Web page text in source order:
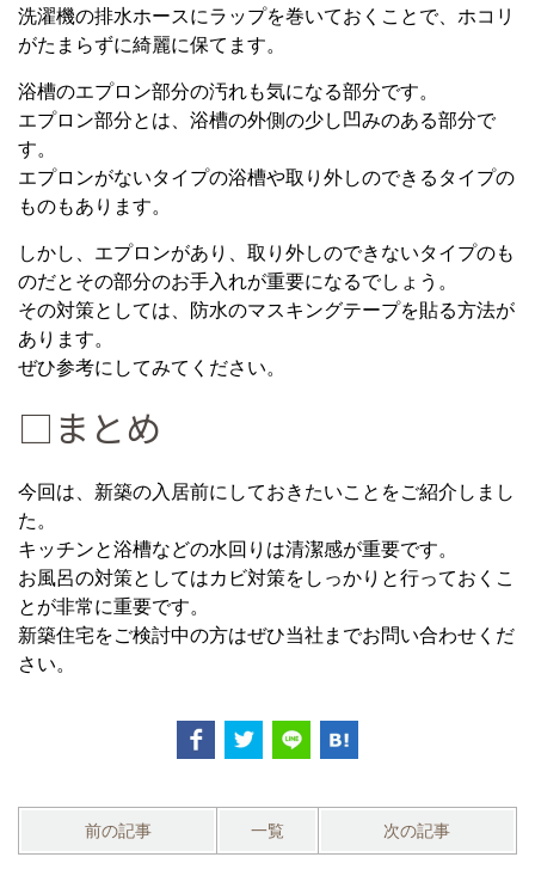
洗濯機の排水ホースにラップを巻いておくことで、ホコリ
がたまらずに綺麗に保てます。
浴槽のエプロン部分の汚れも気になる部分です。
エプロン部分とは、浴槽の外側の少し凹みのある部分で
す。
エプロンがないタイプの浴槽や取り外しのできるタイプの
ものもあります。
しかし、エプロンがあり、取り外しのできないタイプのも
のだとその部分のお手入れが重要になるでしょう。
その対策としては、防水のマスキングテープを貼る方法が
あります。
ぜひ参考にしてみてください。
□まとめ
今回は、新築の入居前にしておきたいことをご紹介しまし
た。
キッチンと浴槽などの水回りは清潔感が重要です。
お風呂の対策としてはカビ対策をしっかりと行っておくこ
とが非常に重要です。
新築住宅をご検討中の方はぜひ当社までお問い合わせくだ
さい。
前の記事 一覧 次の記事